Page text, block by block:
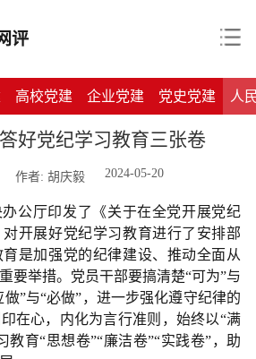
评
高校党建 企业党建 党史党建 人
好党纪学习教育三张卷
作者: 胡庆毅 2024-05-20
公厅印发了《关于在全党开展党纪
开展好党纪学习教育进行了安排部
是加强党的纪律建设、推动全面从
要举措。党员干部要搞清楚“可为”与
”与“必做”， 进一步强化遵守纪律的
在心，内化为言行准则 ， 始终以“满
教育“思想卷”“廉洁卷”“实践卷”，助